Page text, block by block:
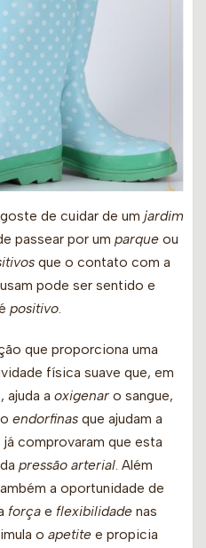
de cuidar de um jardim
passear por um parque ou
que o contato com a
pode ser sentido e
positivo.
que proporciona uma
física suave que, em
a oxigenar o sangue,
endorfinas que ajudam a
comprovaram que esta
pressão arterial. Além
a oportunidade de
força e flexibilidade nas
o apetite e propicia